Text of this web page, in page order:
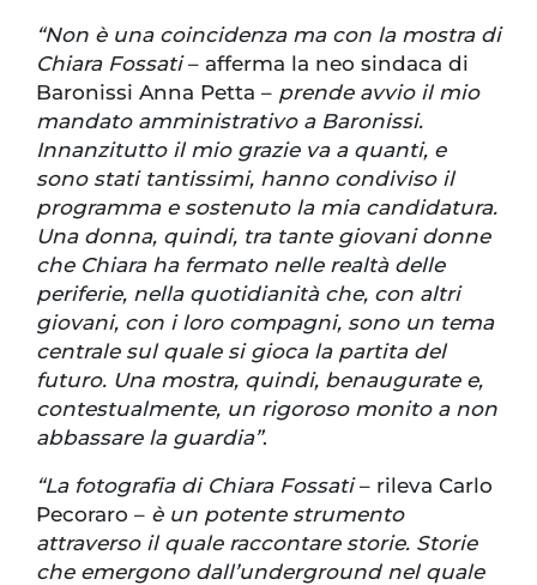
“Non è una coincidenza ma con la mostra di
Chiara Fossati– afferma la neo sindaca di
Baronissi Anna Petta – prende avvio il mio
mandato amministrativo a Baronissi.
Innanzitutto il mio grazie va a quanti, e
sono stati tantissimi, hanno condiviso il
programma e sostenuto la mia candidatura.
Una donna, quindi, tra tante giovani donne
che Chiara ha fermato nelle realtà delle
periferie, nella quotidianità che, con altri
giovani, con i loro compagni, sono un tema
centrale sul quale si gioca la partita del
futuro. Una mostra, quindi, benaugurate e,
contestualmente, un rigoroso monito a non
abbassare la guardia”.
“La fotografia di Chiara Fossati– rileva Carlo
Pecoraro – è un potente strumento
attraverso il quale raccontare storie. Storie
che emergono dall’underground nel quale